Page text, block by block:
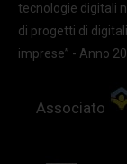
tecnologie digitali
di progetti di
imprese” - Anno
Associato